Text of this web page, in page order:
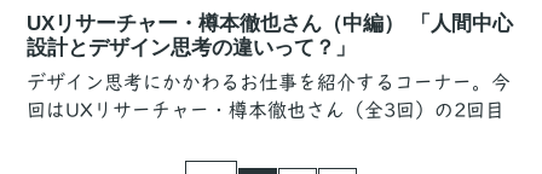
UXリサーチャー・樽本徹也さん（中編） 「人間中心
設計とデザイン思考の違いって？」
デザイン思考にかかわるお仕事を紹介するコーナー。今
回はUXリサーチャー・樽本徹也さん（全3回）の2回目